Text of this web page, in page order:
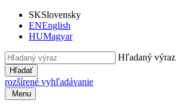
SKSlovensky
ENEnglish
HUMagyar
Hľadaný výraz
Hľadať
rozšírené vyhľadávanie
Menu